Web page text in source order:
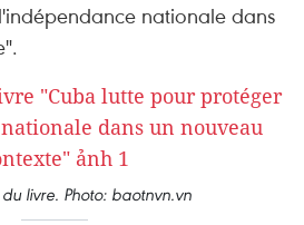
nationale dans
livre. Photo: baotnvn.vn